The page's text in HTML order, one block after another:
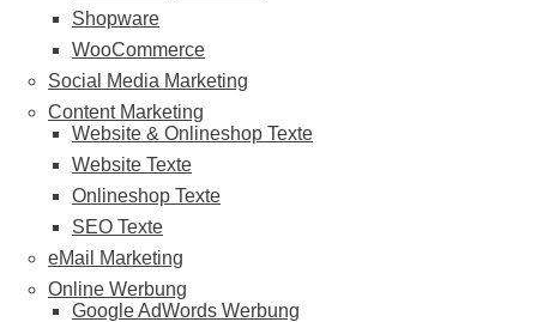
Shopware
WooCommerce
Social Media Marketing
Content Marketing
Website & Onlineshop Texte
Website Texte
Onlineshop Texte
SEO Texte
eMail Marketing
Online Werbung
Google AdWords Werbung